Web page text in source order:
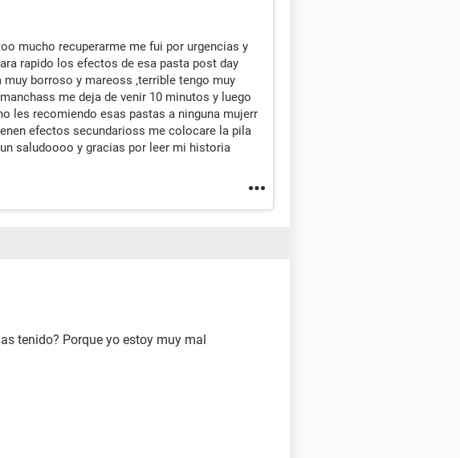
mucho recuperarme me fui por urgencias y
rapido los efectos de esa pasta post day
borroso y mareoss ,terrible tengo muy
me deja de venir 10 minutos y luego
les recomiendo esas pastas a ninguna mujerr
efectos secundarioss me colocare la pila
saludoooo y gracias por leer mi historia
tenido? Porque yo estoy muy mal